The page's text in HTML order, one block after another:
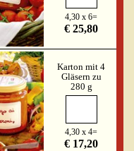
4,30 x 6=
€ 25,80
Karton mit 4
Gläsern zu
280 g
4,30 x 4=
€ 17,20